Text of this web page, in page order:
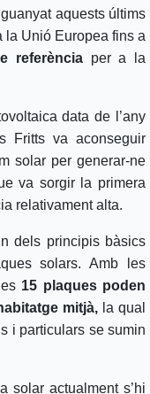
aquests últims
la Unió Europea fins a
referència per a la
data de l’any
Fritts va aconseguir
solar per generar-ne
va sorgir la primera
relativament alta.
dels principis bàsics
solars. Amb les
15 plaques poden
mitjà, la qual
i particulars se sumin
solar actualment s’hi